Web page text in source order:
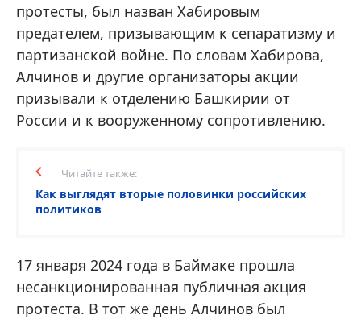
протесты, был назван Хабировым
предателем, призывающим к сепаратизму и
партизанской войне. По словам Хабирова,
Алчинов и другие организаторы акции
призывали к отделению Башкирии от
России и к вооруженному сопротивлению.
Читайте также:
Как выглядят вторые половинки российских
политиков
17 января 2024 года в Баймаке прошла
несанкционированная публичная акция
протеста. В тот же день Алчинов был